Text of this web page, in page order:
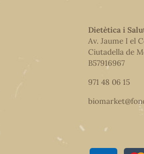
Dietètica i
Av. Jaume I el
Ciutadella de
B57916967
971 48 06 15